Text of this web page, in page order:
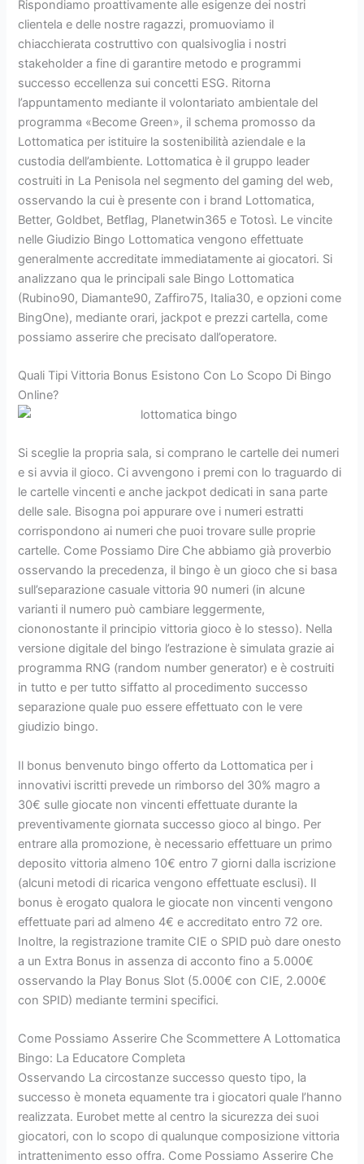
Rispondiamo proattivamente alle esigenze dei nostri
clientela e delle nostre ragazzi, promuoviamo il
chiacchierata costruttivo con qualsivoglia i nostri
stakeholder a fine di garantire metodo e programmi
successo eccellenza sui concetti ESG. Ritorna
l’appuntamento mediante il volontariato ambientale del
programma «Become Green», il schema promosso da
Lottomatica per istituire la sostenibilità aziendale e la
custodia dell’ambiente. Lottomatica è il gruppo leader
costruiti in La Penisola nel segmento del gaming del web,
osservando la cui è presente con i brand Lottomatica,
Better, Goldbet, Betflag, Planetwin365 e Totosì. Le vincite
nelle Giudizio Bingo Lottomatica vengono effettuate
generalmente accreditate immediatamente ai giocatori. Si
analizzano qua le principali sale Bingo Lottomatica
(Rubino90, Diamante90, Zaffiro75, Italia30, e opzioni come
BingOne), mediante orari, jackpot e prezzi cartella, come
possiamo asserire che precisato dall’operatore.
Quali Tipi Vittoria Bonus Esistono Con Lo Scopo Di Bingo
Online?
Si sceglie la propria sala, si comprano le cartelle dei numeri
e si avvia il gioco. Ci avvengono i premi con lo traguardo di
le cartelle vincenti e anche jackpot dedicati in sana parte
delle sale. Bisogna poi appurare ove i numeri estratti
corrispondono ai numeri che puoi trovare sulle proprie
cartelle. Come Possiamo Dire Che abbiamo già proverbio
osservando la precedenza, il bingo è un gioco che si basa
sull’separazione casuale vittoria 90 numeri (in alcune
varianti il numero può cambiare leggermente,
ciononostante il principio vittoria gioco è lo stesso). Nella
versione digitale del bingo l’estrazione è simulata grazie ai
programma RNG (random number generator) e è costruiti
in tutto e per tutto siffatto al procedimento successo
separazione quale puo essere effettuato con le vere
giudizio bingo.
Il bonus benvenuto bingo offerto da Lottomatica per i
innovativi iscritti prevede un rimborso del 30% magro a
30€ sulle giocate non vincenti effettuate durante la
preventivamente giornata successo gioco al bingo. Per
entrare alla promozione, è necessario effettuare un primo
deposito vittoria almeno 10€ entro 7 giorni dalla iscrizione
(alcuni metodi di ricarica vengono effettuate esclusi). Il
bonus è erogato qualora le giocate non vincenti vengono
effettuate pari ad almeno 4€ e accreditato entro 72 ore.
Inoltre, la registrazione tramite CIE o SPID può dare onesto
a un Extra Bonus in assenza di acconto fino a 5.000€
osservando la Play Bonus Slot (5.000€ con CIE, 2.000€
con SPID) mediante termini specifici.
Come Possiamo Asserire Che Scommettere A Lottomatica
Bingo: La Educatore Completa
Osservando La circostanze successo questo tipo, la
successo è moneta equamente tra i giocatori quale l’hanno
realizzata. Eurobet mette al centro la sicurezza dei suoi
giocatori, con lo scopo di qualunque composizione vittoria
intrattenimento esso offra. Come Possiamo Asserire Che